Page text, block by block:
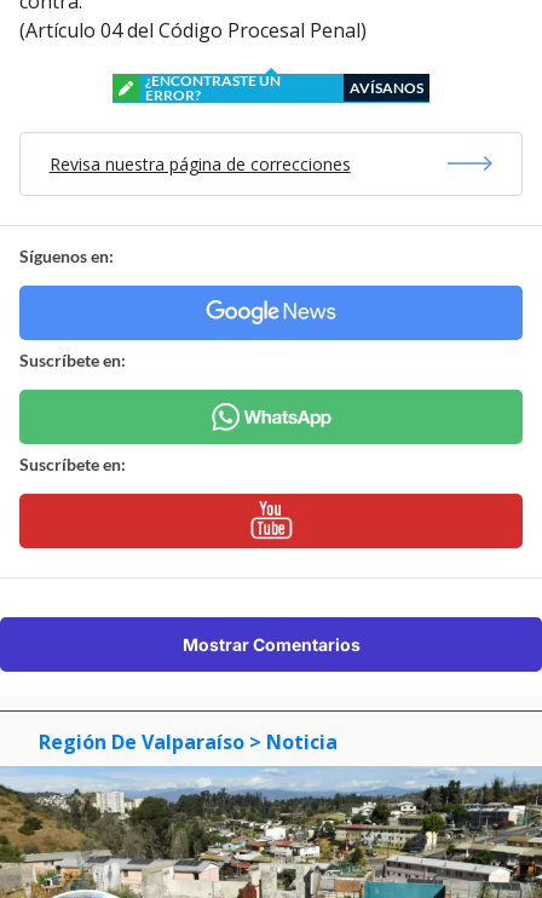
(Artículo 04 del Código Procesal Penal)
¿ENCONTRASTE UN
ERROR?
AVÍSANOS
Revisa nuestra página de correcciones
Síguenos en:
Suscríbete en:
Suscríbete en:
Mostrar Comentarios
Región De Valparaíso > Noticia